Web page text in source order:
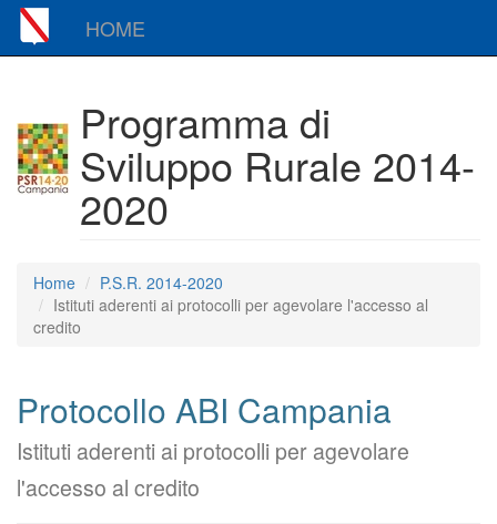
HOME
Programma di
Sviluppo Rurale 2014-
2020
Home
P.S.R. 2014-2020
Istituti aderenti ai protocolli per agevolare l'accesso al
credito
Protocollo ABI Campania
Istituti aderenti ai protocolli per agevolare
l'accesso al credito